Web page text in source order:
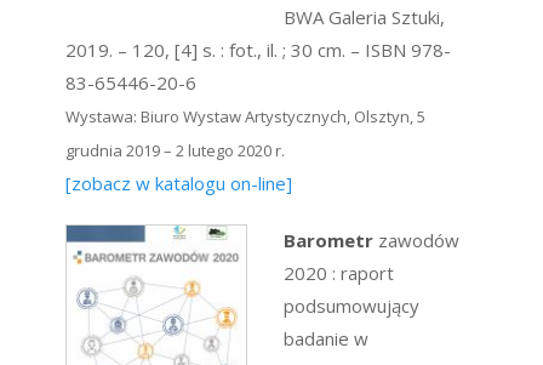
BWA Galeria Sztuki,
2019. – 120, [4] s. : fot., il. ; 30 cm. – ISBN 978-
83-65446-20-6
Wystawa: Biuro Wystaw Artystycznych, Olsztyn, 5
grudnia 2019 – 2 lutego 2020 r.
[zobacz w katalogu on-line]
Barometr zawodów
2020 : raport
podsumowujący
badanie w